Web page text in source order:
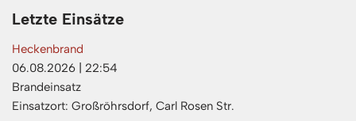
Letzte Einsätze
Heckenbrand
06.08.2026
22:54
Brandeinsatz
Einsatzort: Großröhrsdorf, Carl Rosen Str.